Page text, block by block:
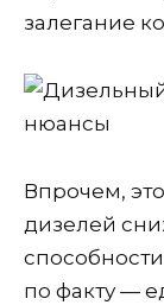
залегание
Впрочем,
дизелей
по факту —